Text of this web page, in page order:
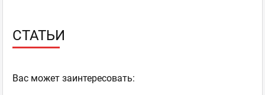
СТАТЬИ
Ваc может заинтересовать: